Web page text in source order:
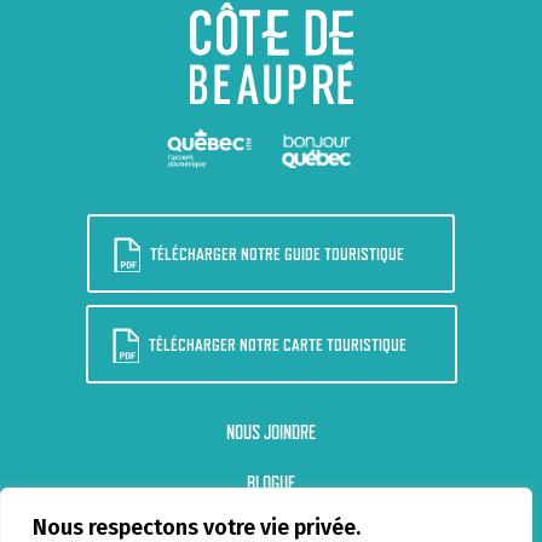
Nous respectons votre vie privée.
TÉLÉCHARGER NOTRE GUIDE TOURISTIQUE
TÉLÉCHARGER NOTRE CARTE TOURISTIQUE
NOUS JOINDRE
BLOGUE